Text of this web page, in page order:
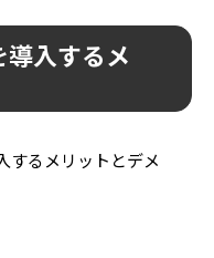
導入するメ
するメリットとデメ